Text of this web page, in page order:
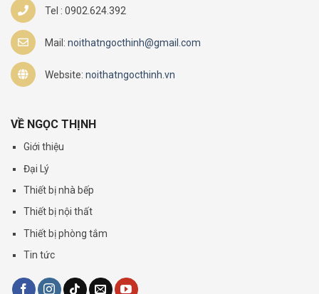
Tel : 0902.624.392
Mail: noithatngocthinh@gmail.com
Website: noithatngocthinh.vn
VỀ NGỌC THỊNH
Giới thiệu
Đại Lý
Thiết bị nhà bếp
Thiết bị nội thất
Thiết bị phòng tắm
Tin tức